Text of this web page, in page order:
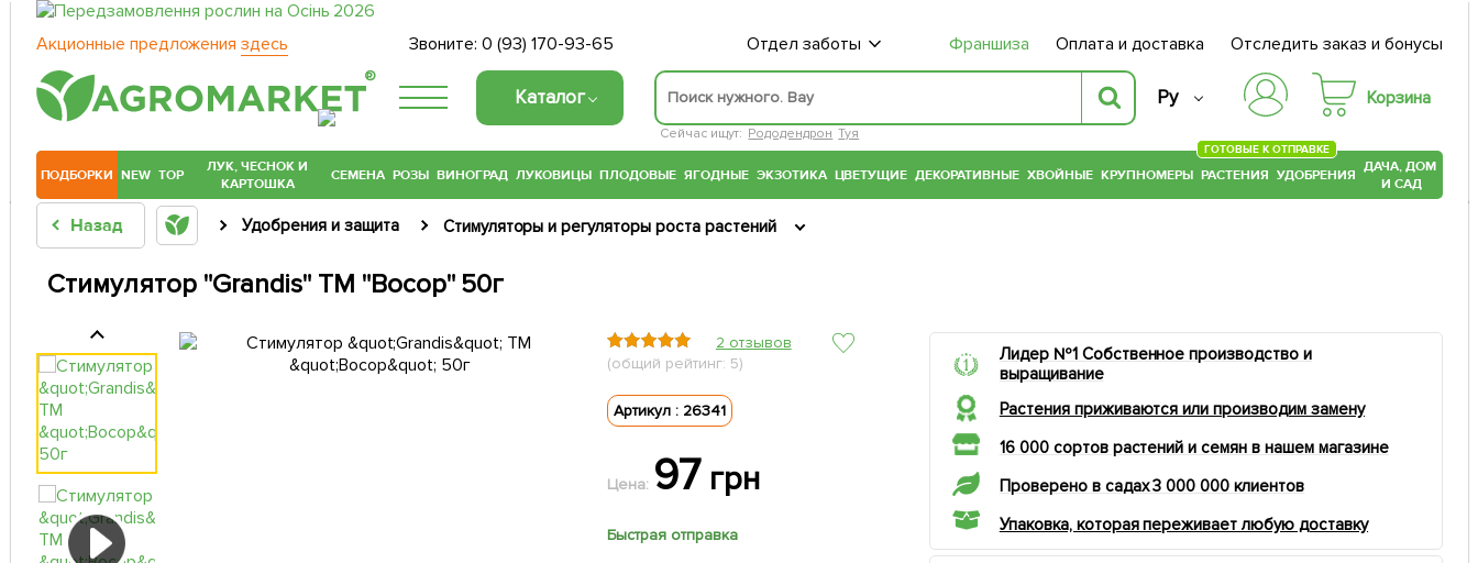
Акционные предложения здесь Звоните:0 (93) 170-93-65 Отдел заботы Франшиза Оплата и доставка Отследить заказ и бонусы
®
Каталог
Сейчас ищут: Рододендрон Туя
Ру Корзина
ПОДБОРКИ NEW TOP
ЛУК, ЧЕСНОК И
КАРТОШКА
СЕМЕНА РОЗЫ ВИНОГРАД ЛУКОВИЦЫ ПЛОДОВЫЕ ЯГОДНЫЕ ЭКЗОТИКА ЦВЕТУЩИЕ ДЕКОРАТИВНЫЕ ХВОЙНЫЕ КРУПНОМЕРЫ РАСТЕНИЯ
ГОТОВЫЕ К ОТПРАВКЕ
УДОБРЕНИЯ ДАЧА, ДОМ
И САД
Назад Удобрения и защита Стимуляторы и регуляторы роста растений
Стимулятор "Grandis" ТМ "Восор" 50г
2 отзывов
(общий рейтинг: 5)
Артикул : 26341
Цена: 97 грн
Быстрая отправка
Лидер №1 Собственное производство и
выращивание
Растения приживаются или производим замену
16 000 сортов растений и семян в нашем магазине
Проверено в садах 3 000 000 клиентов
Упаковка, которая переживает любую доставку